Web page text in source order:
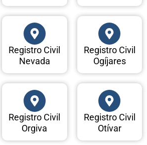
Registro Civil
Nevada
Registro Civil
Ogíjares
Registro Civil
Orgiva
Registro Civil
Otívar